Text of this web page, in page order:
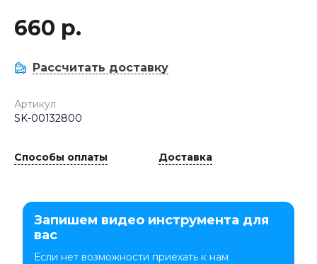
660 р.
Рассчитать доставку
Артикул
SK-00132800
Способы оплаты Доставка
Запишем видео инструмента для
вас
Если нет возможности приехать к нам